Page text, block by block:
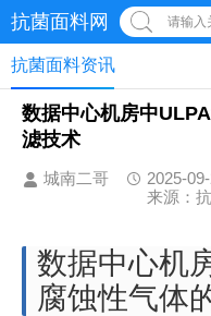
抗菌面料网 请输入
抗菌面料资讯
数据中心机房中
滤技术
城南二哥
2025-
来源：
数据中心机
腐蚀性气体